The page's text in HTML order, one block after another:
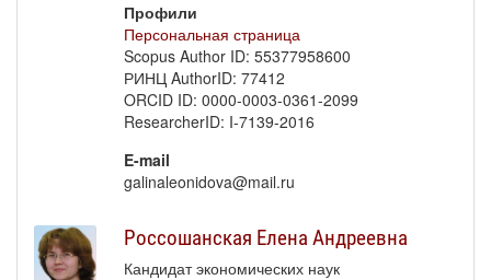
Профили
Персональная страница
Scopus Author ID: 55377958600
РИНЦ AuthorID: 77412
ORCID ID: 0000-0003-0361-2099
ResearcherID: I-7139-2016
E-mail
galinaleonidova@mail.ru
Россошанская Елена Андреевна
Кандидат экономических наук